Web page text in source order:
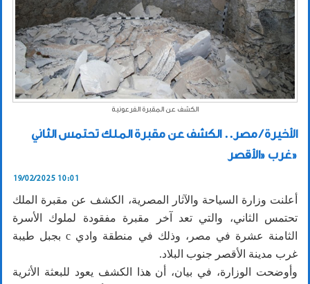
الكشف عن المقبرة الفرعونية
الأخيرة / مصر.. الكشف عن مقبرة الملك تحتمس الثاني
غرب «الأقصر»
19/02/2025 10:01
أعلنت وزارة السياحة والآثار المصرية، الكشف عن مقبرة الملك
تحتمس الثاني، والتي تعد آخر مقبرة مفقودة لملوك الأسرة
الثامنة عشرة في مصر، وذلك في منطقة وادي c بجبل طيبة
غرب مدينة الأقصر جنوب البلاد.
وأوضحت الوزارة، في بيان، أن هذا الكشف يعود للبعثة الأثرية